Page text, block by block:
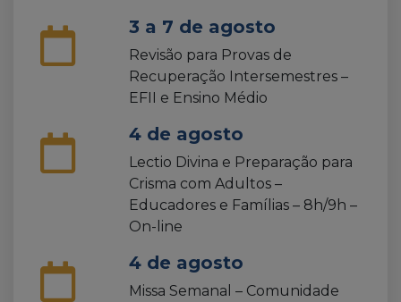
3 a 7 de agosto
Revisão para Provas de
Recuperação Intersemestres –
EFII e Ensino Médio
4 de agosto
Lectio Divina e Preparação para
Crisma com Adultos –
Educadores e Famílias – 8h/9h –
On-line
4 de agosto
Missa Semanal – Comunidade